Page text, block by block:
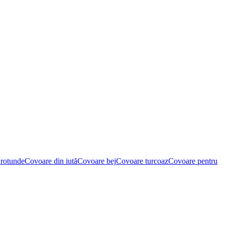
Covoare din iutăCovoare bejCovoare turcoazCovoare pentru